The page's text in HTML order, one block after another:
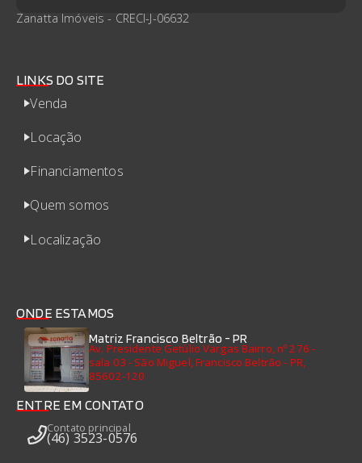
Zanatta Imóveis - CRECI-J-06632
LINKS DO SITE
Venda
Locação
Financiamentos
Quem somos
Localização
ONDE ESTAMOS
Matriz Francisco Beltrão - PR
Av. Presidente Getúlio Vargas Bairro, nº 276 -
sala 03 - São Miguel, Francisco Beltrão - PR,
85602-120
ENTRE EM CONTATO
Contato principal
(46) 3523-0576